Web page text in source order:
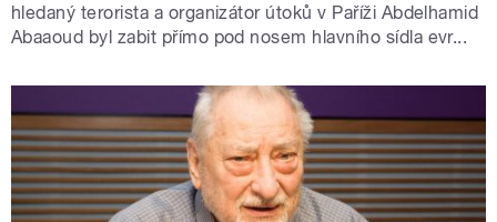
hledaný terorista a organizátor útoků v Paříži Abdelhamid
Abaaoud byl zabit přímo pod nosem hlavního sídla evr...